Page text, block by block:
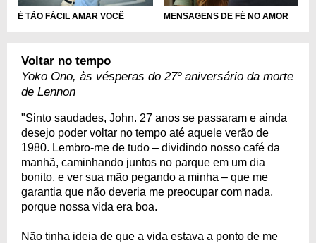
É TÃO FÁCIL AMAR VOCÊ MENSAGENS DE FÉ NO AMOR
Voltar no tempo
Yoko Ono, às vésperas do 27º aniversário da morte
de Lennon
"Sinto saudades, John. 27 anos se passaram e ainda
desejo poder voltar no tempo até aquele verão de
1980. Lembro-me de tudo – dividindo nosso café da
manhã, caminhando juntos no parque em um dia
bonito, e ver sua mão pegando a minha – que me
garantia que não deveria me preocupar com nada,
porque nossa vida era boa.
Não tinha ideia de que a vida estava a ponto de me